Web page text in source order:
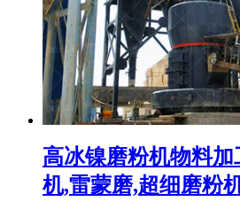
高冰镍磨粉机物料
机,雷蒙磨,超细磨粉